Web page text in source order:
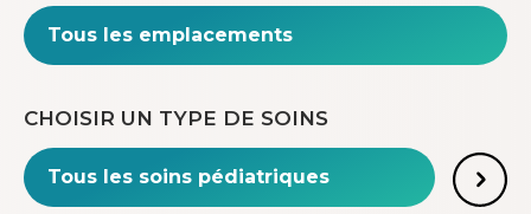
CHOISIR UN TYPE DE SOINS